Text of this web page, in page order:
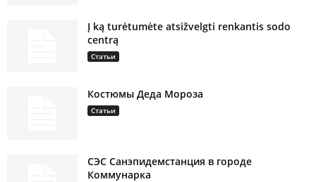
Į ką turėtumėte atsižvelgti renkantis sodo
centrą
Статьи
Костюмы Деда Мороза
Статьи
СЭС Санэпидемстанция в городе
Коммунарка